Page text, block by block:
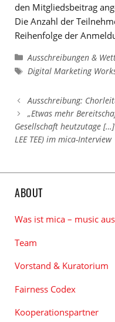
den Mitgliedsbeitrag
Die Anzahl der
Reihenfolge der
Kategorien
Ausschreibungen &
Schlagwörter
Digital Marketing
Ausschreibung:
„Etwas mehr
Gesellschaft heutzutage […]
LEE TEE) im mica-Interview
ABOUT
Was ist mica – music
Team
Vorstand & Kuratorium
Fairness Codex
Kooperationspartner